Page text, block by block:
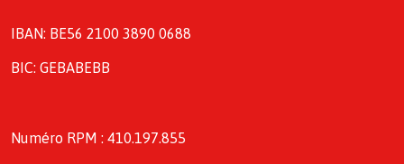
IBAN: BE56 2100 3890 0688
BIC: GEBABEBB
Numéro RPM : 410.197.855